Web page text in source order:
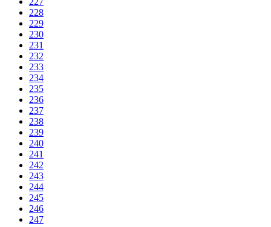
228
229
230
231
232
233
234
235
236
237
238
239
240
241
242
243
244
245
246
247